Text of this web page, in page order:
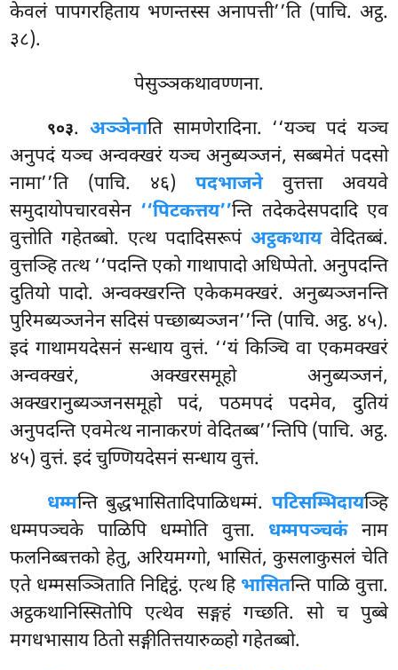
केवलं पापगरहिताय भणन्तस्स अनापत्ती’’ति (पाचि. अट्ठ.
३८).
पेसुञ्ञकथावण्णना.
९०३. अञ्ञेनाति सामणेरादिना. ‘‘यञ्च पदं यञ्च
अनुपदं यञ्च अन्वक्खरं यञ्च अनुब्यञ्जनं, सब्बमेतं पदसो
नामा’’ति (पाचि. ४६) पदभाजनेवुत्तत्ता अवयवे
समुदायोपचारवसेन ‘‘पिटकत्तय’’न्ति तदेकदेसपदादि एव
वुत्तोति गहेतब्बो. एत्थ पदादिसरूपं अट्ठकथायवेदितब्बं.
वुत्तञ्हि तत्थ ‘‘पदन्ति एको गाथापादो अधिप्पेतो. अनुपदन्ति
दुतियो पादो. अन्वक्खरन्ति एकेकमक्खरं. अनुब्यञ्जनन्ति
पुरिमब्यञ्जनेन सदिसं पच्छाब्यञ्जन’’न्ति (पाचि. अट्ठ. ४५).
इदं गाथामयदेसनं सन्धाय वुत्तं. ‘‘यं किञ्चि वा एकमक्खरं
अन्वक्खरं, अक्खरसमूहो अनुब्यञ्जनं,
अक्खरानुब्यञ्जनसमूहो पदं, पठमपदं पदमेव, दुतियं
अनुपदन्ति एवमेत्थ नानाकरणं वेदितब्ब’’न्तिपि (पाचि. अट्ठ.
४५) वुत्तं. इदं चुण्णियदेसनं सन्धाय वुत्तं.
धम्मन्ति बुद्धभासितादिपाळिधम्मं. पटिसम्भिदायञ्हि
धम्मपञ्चके पाळिपि धम्मोति वुत्ता. धम्मपञ्चकंनाम
फलनिब्बत्तको हेतु, अरियमग्गो, भासितं, कुसलाकुसलं चेति
एते धम्मसञ्ञिताति निद्दिट्ठं. एत्थ हि भासितन्ति पाळि वुत्ता.
अट्ठकथानिस्सितोपि एत्थेव सङ्गहं गच्छति. सो च पुब्बे
मगधभासाय ठितो सङ्गीतित्तयारुळ्हो गहेतब्बो.